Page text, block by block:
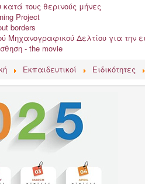
τους θερινούς μήνες
Project
borders
Μηχανογραφικού Δελτίου για
- the movie
Εκπαιδευτικοί Ειδικότητες